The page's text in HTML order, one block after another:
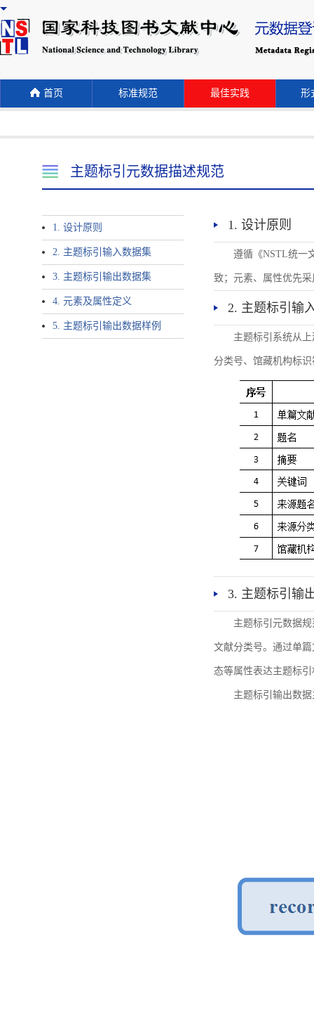
首页 标准规范 最佳实践 形
主题标引元数据描述规范
1. 设计原则
2. 主题标引输入数据集
3. 主题标引输出数据集
4. 元素及属性定义
5. 主题标引输出数据样例
1. 设计原则
遵循《NSTL统一
致；元素、属性优先
2. 主题标引输
主题标引系统从
分类号、馆藏机构标
3. 主题标引输
主题标引元数据
文献分类号。通过单
态等属性表达主题标
主题标引输出数